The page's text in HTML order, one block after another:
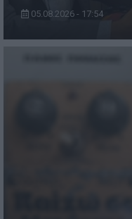
05.08.2026 - 17:54